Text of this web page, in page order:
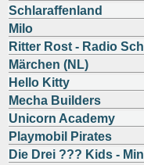
Schlaraffenland
Milo
Ritter Rost - Radio
Märchen (NL)
Hello Kitty
Mecha Builders
Unicorn Academy
Playmobil Pirates
Die Drei ??? Kids -